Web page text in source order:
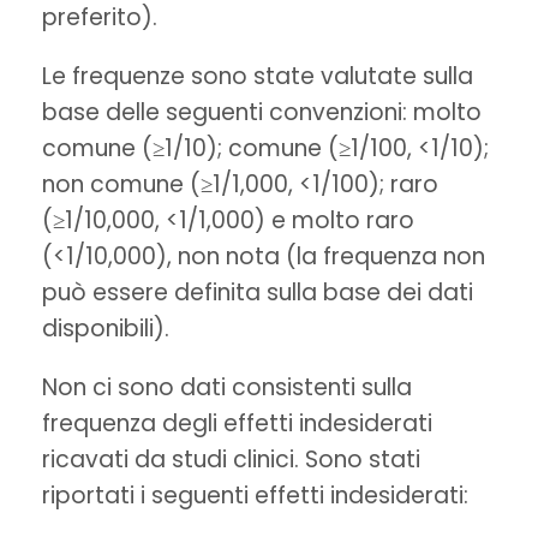
preferito).
Le frequenze sono state valutate sulla
base delle seguenti convenzioni: molto
comune (≥1/10); comune (≥1/100, <1/10);
non comune (≥1/1,000, <1/100); raro
(≥1/10,000, <1/1,000) e molto raro
(<1/10,000), non nota (la frequenza non
può essere definita sulla base dei dati
disponibili).
Non ci sono dati consistenti sulla
frequenza degli effetti indesiderati
ricavati da studi clinici. Sono stati
riportati i seguenti effetti indesiderati: